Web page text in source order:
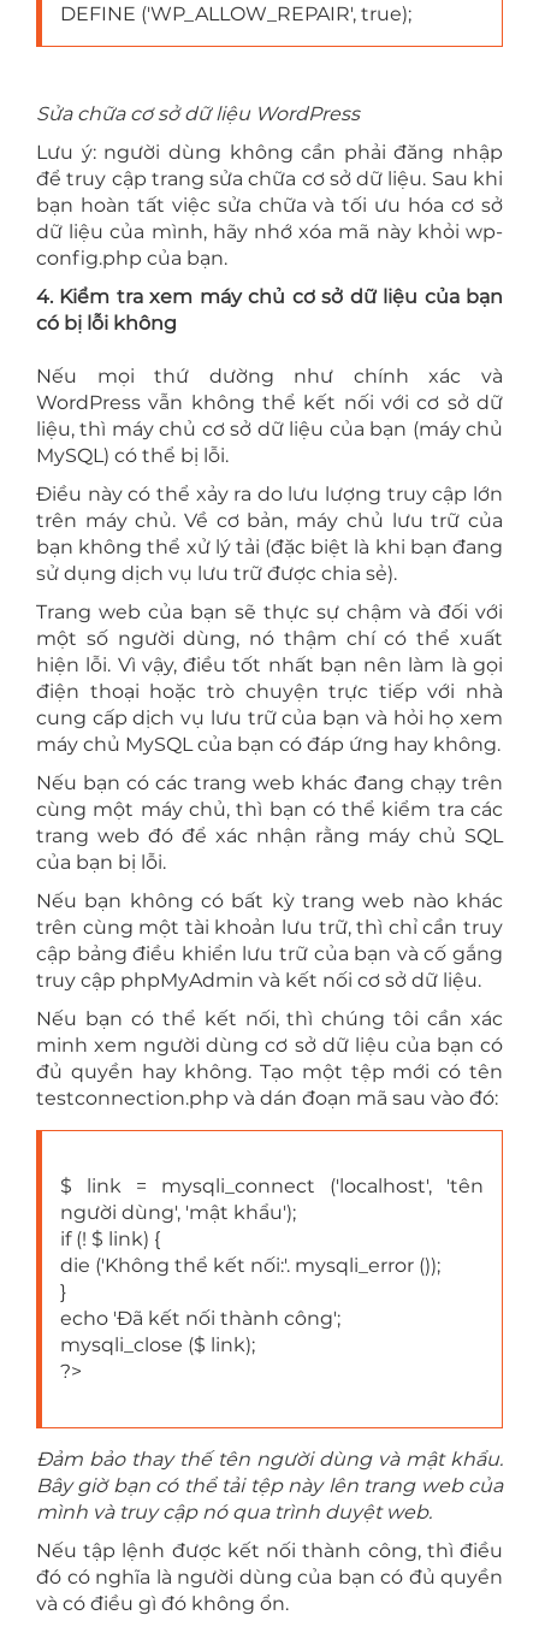
DEFINE ('WP_ALLOW_REPAIR', true);
Sửa chữa cơ sở dữ liệu WordPress
Lưu ý: người dùng không cần phải đăng nhập
để truy cập trang sửa chữa cơ sở dữ liệu. Sau khi
bạn hoàn tất việc sửa chữa và tối ưu hóa cơ sở
dữ liệu của mình, hãy nhớ xóa mã này khỏi wp-
config.php của bạn.
4. Kiểm tra xem máy chủ cơ sở dữ liệu của bạn
có bị lỗi không
Nếu mọi thứ dường như chính xác và
WordPress vẫn không thể kết nối với cơ sở dữ
liệu, thì máy chủ cơ sở dữ liệu của bạn (máy chủ
MySQL) có thể bị lỗi.
Điều này có thể xảy ra do lưu lượng truy cập lớn
trên máy chủ. Về cơ bản, máy chủ lưu trữ của
bạn không thể xử lý tải (đặc biệt là khi bạn đang
sử dụng dịch vụ lưu trữ được chia sẻ).
Trang web của bạn sẽ thực sự chậm và đối với
một số người dùng, nó thậm chí có thể xuất
hiện lỗi. Vì vậy, điều tốt nhất bạn nên làm là gọi
điện thoại hoặc trò chuyện trực tiếp với nhà
cung cấp dịch vụ lưu trữ của bạn và hỏi họ xem
máy chủ MySQL của bạn có đáp ứng hay không.
Nếu bạn có các trang web khác đang chạy trên
cùng một máy chủ, thì bạn có thể kiểm tra các
trang web đó để xác nhận rằng máy chủ SQL
của bạn bị lỗi.
Nếu bạn không có bất kỳ trang web nào khác
trên cùng một tài khoản lưu trữ, thì chỉ cần truy
cập bảng điều khiển lưu trữ của bạn và cố gắng
truy cập phpMyAdmin và kết nối cơ sở dữ liệu.
Nếu bạn có thể kết nối, thì chúng tôi cần xác
minh xem người dùng cơ sở dữ liệu của bạn có
đủ quyền hay không. Tạo một tệp mới có tên
testconnection.php và dán đoạn mã sau vào đó:
$ link = mysqli_connect ('localhost', 'tên
người dùng', 'mật khẩu');
if (! $ link) {
die ('Không thể kết nối:'. mysqli_error ());
}
echo 'Đã kết nối thành công';
mysqli_close ($ link);
?>
Đảm bảo thay thế tên người dùng và mật khẩu.
Bây giờ bạn có thể tải tệp này lên trang web của
mình và truy cập nó qua trình duyệt web.
Nếu tập lệnh được kết nối thành công, thì điều
đó có nghĩa là người dùng của bạn có đủ quyền
và có điều gì đó không ổn.